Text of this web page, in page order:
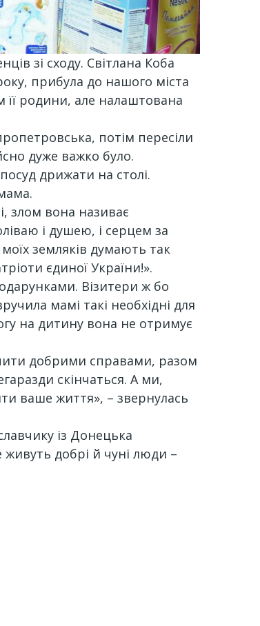
зі сходу. Світлана Коба
прибула до нашого міста
її родини, але налаштована
потім пересіли
дуже важко було.
дрижати на столі.
злом вона називає
і душею, і серцем за
земляків думають так
єдиної України!».
Візитери ж бо
мамі такі необхідні для
на дитину вона не отримує
добрими справами, разом
скінчаться. А ми,
ваше життя», – звернулась
із Донецька
добрі й чуні люди –